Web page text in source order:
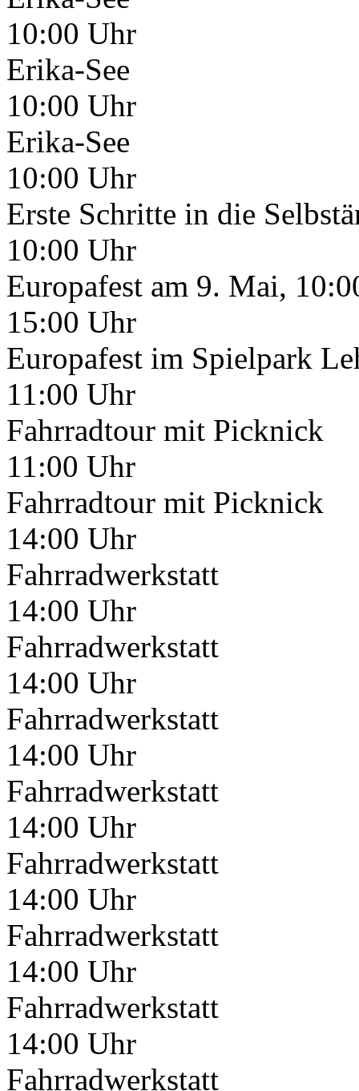
10:00 Uhr
Erika-See
10:00 Uhr
Erika-See
10:00 Uhr
Erste Schritte in die
10:00 Uhr
Europafest am 9. Mai,
15:00 Uhr
Europafest im Spielpark
11:00 Uhr
Fahrradtour mit Picknick
11:00 Uhr
Fahrradtour mit Picknick
14:00 Uhr
Fahrradwerkstatt
14:00 Uhr
Fahrradwerkstatt
14:00 Uhr
Fahrradwerkstatt
14:00 Uhr
Fahrradwerkstatt
14:00 Uhr
Fahrradwerkstatt
14:00 Uhr
Fahrradwerkstatt
14:00 Uhr
Fahrradwerkstatt
14:00 Uhr
Fahrradwerkstatt